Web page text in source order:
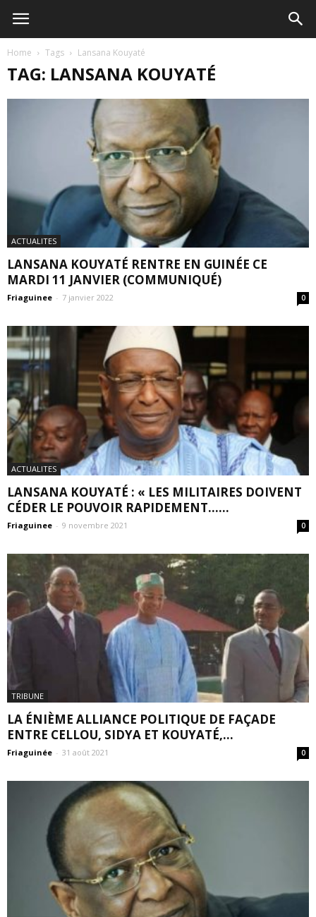
Home Tags Lansana Kouyaté
TAG: LANSANA KOUYATÉ
ACTUALITES
LANSANA KOUYATÉ RENTRE EN GUINÉE CE
MARDI 11 JANVIER (COMMUNIQUÉ)
Friaguinee - 7 janvier 2022 0
ACTUALITES
LANSANA KOUYATÉ : « LES MILITAIRES DOIVENT
CÉDER LE POUVOIR RAPIDEMENT…...
Friaguinee - 9 novembre 2021 0
TRIBUNE
LA ÉNIÈME ALLIANCE POLITIQUE DE FAÇADE
ENTRE CELLOU, SIDYA ET KOUYATÉ,...
Friaguinée - 31 août 2021 0